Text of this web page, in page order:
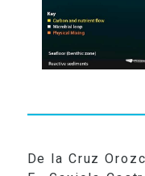
De la Cruz